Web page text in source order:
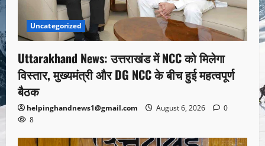
Uncategorized
Uttarakhand News: उत्तराखंड में NCC को मिलेगा
विस्तार, मुख्यमंत्री और DG NCC के बीच हुई महत्वपूर्ण
बैठक
helpinghandnews1@gmail.com August 6, 2026
0
8